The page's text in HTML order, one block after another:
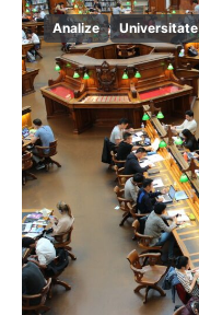
Analize Universitate